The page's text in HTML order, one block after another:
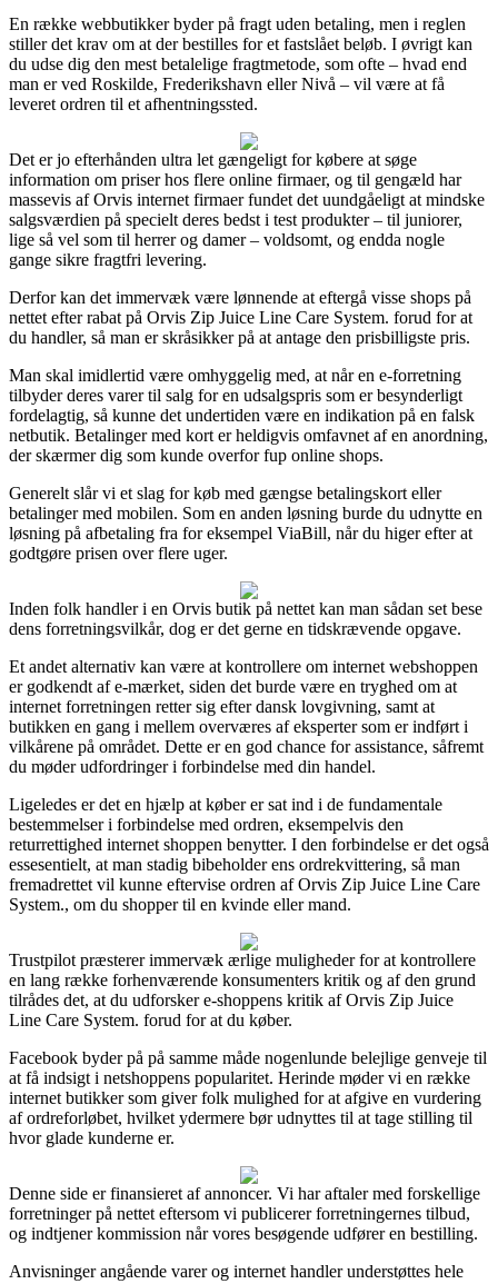
En række webbutikker byder på fragt uden betaling, men i reglen
stiller det krav om at der bestilles for et fastslået beløb. I øvrigt kan
du udse dig den mest betalelige fragtmetode, som ofte – hvad end
man er ved Roskilde, Frederikshavn eller Nivå – vil være at få
leveret ordren til et afhentningssted.
Det er jo efterhånden ultra let gængeligt for købere at søge
information om priser hos flere online firmaer, og til gengæld har
massevis af Orvis internet firmaer fundet det uundgåeligt at mindske
salgsværdien på specielt deres bedst i test produkter – til juniorer,
lige så vel som til herrer og damer – voldsomt, og endda nogle
gange sikre fragtfri levering.
Derfor kan det immervæk være lønnende at eftergå visse shops på
nettet efter rabat på Orvis Zip Juice Line Care System. forud for at
du handler, så man er skråsikker på at antage den prisbilligste pris.
Man skal imidlertid være omhyggelig med, at når en e-forretning
tilbyder deres varer til salg for en udsalgspris som er besynderligt
fordelagtig, så kunne det undertiden være en indikation på en falsk
netbutik. Betalinger med kort er heldigvis omfavnet af en anordning,
der skærmer dig som kunde overfor fup online shops.
Generelt slår vi et slag for køb med gængse betalingskort eller
betalinger med mobilen. Som en anden løsning burde du udnytte en
løsning på afbetaling fra for eksempel ViaBill, når du higer efter at
godtgøre prisen over flere uger.
Inden folk handler i en Orvis butik på nettet kan man sådan set bese
dens forretningsvilkår, dog er det gerne en tidskrævende opgave.
Et andet alternativ kan være at kontrollere om internet webshoppen
er godkendt af e-mærket, siden det burde være en tryghed om at
internet forretningen retter sig efter dansk lovgivning, samt at
butikken en gang i mellem overværes af eksperter som er indført i
vilkårene på området. Dette er en god chance for assistance, såfremt
du møder udfordringer i forbindelse med din handel.
Ligeledes er det en hjælp at køber er sat ind i de fundamentale
bestemmelser i forbindelse med ordren, eksempelvis den
returrettighed internet shoppen benytter. I den forbindelse er det også
essesentielt, at man stadig bibeholder ens ordrekvittering, så man
fremadrettet vil kunne eftervise ordren af Orvis Zip Juice Line Care
System., om du shopper til en kvinde eller mand.
Trustpilot præsterer immervæk ærlige muligheder for at kontrollere
en lang række forhenværende konsumenters kritik og af den grund
tilrådes det, at du udforsker e-shoppens kritik af Orvis Zip Juice
Line Care System. forud for at du køber.
Facebook byder på på samme måde nogenlunde belejlige genveje til
at få indsigt i netshoppens popularitet. Herinde møder vi en række
internet butikker som giver folk mulighed for at afgive en vurdering
af ordreforløbet, hvilket ydermere bør udnyttes til at tage stilling til
hvor glade kunderne er.
Denne side er finansieret af annoncer. Vi har aftaler med forskellige
forretninger på nettet eftersom vi publicerer forretningernes tilbud,
og indtjener kommission når vores besøgende udfører en bestilling.
Anvisninger angående varer og internet handler understøttes hele